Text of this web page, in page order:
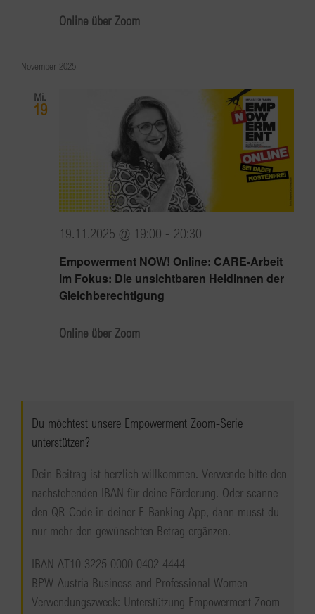
Online über Zoom
November 2025
Mi.
19
Empowerment NOW! Online: CARE-Arbeit
im Fokus: Die unsichtbaren Heldinnen der
Gleichberechtigung
19.11.2025 @ 19:00 - 20:30
Online über Zoom
Du möchtest unsere Empowerment Zoom-Serie
unterstützen?
Dein Beitrag ist herzlich willkommen. Verwende bitte den
nachstehenden IBAN für deine Förderung. Oder scanne
den QR-Code in deiner E-Banking-App, dann musst du
nur mehr den gewünschten Betrag ergänzen.
IBAN AT10 3225 0000 0402 4444
BPW-Austria Business and Professional Women
Verwendungszweck: Unterstützung Empowerment Zoom